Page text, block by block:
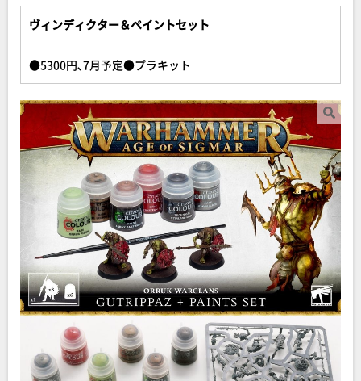
ヴィンディクター＆ペイントセット
●5300円､7月予定●プラキット